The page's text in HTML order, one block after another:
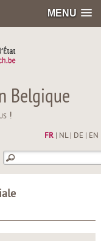
MENU
Belgique
!
FR| NL| DE EN